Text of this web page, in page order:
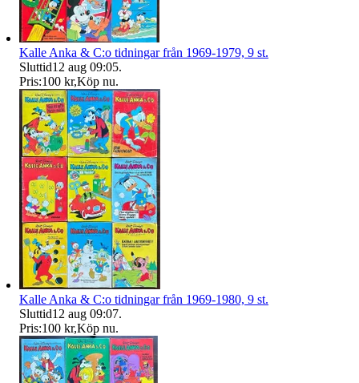
Kalle Anka & C:o tidningar från 1969-1979, 9 st.
Sluttid12 aug 09:05.
Pris:100 kr,Köp nu.
Kalle Anka & C:o tidningar från 1969-1980, 9 st.
Sluttid12 aug 09:07.
Pris:100 kr,Köp nu.